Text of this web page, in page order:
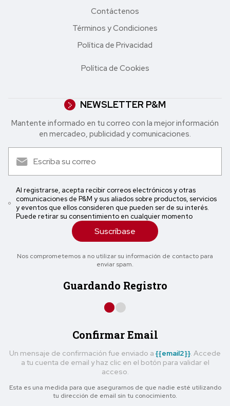
Contáctenos
Términos y Condiciones
Política de Privacidad
Política de Cookies
NEWSLETTER P&M
Mantente informado en tu correo con la mejor in formación
en mercadeo, publicidad y comunicaciones.
Al registrarse, acepta recibir correos electrónicos y otras
comunicaciones de P&M y sus aliados sobre productos, servicios
y eventos que ellos consideren que pueden ser de su interés.
Puede retirar su consentimiento en cualquier momento
Suscríbase
Nos comprometemos a no utilizar su información de contacto para
enviar spam.
Guardando Registro
Confirmar Email
Un mensaje de confirmación fue enviado a {{email2}} . Accede
a tu cuenta de email y haz clic en el botón para validar el
acceso.
Esta es una medida para que asegurarnos de que nadie esté utilizando
tu dirección de email sin tu conocimiento.